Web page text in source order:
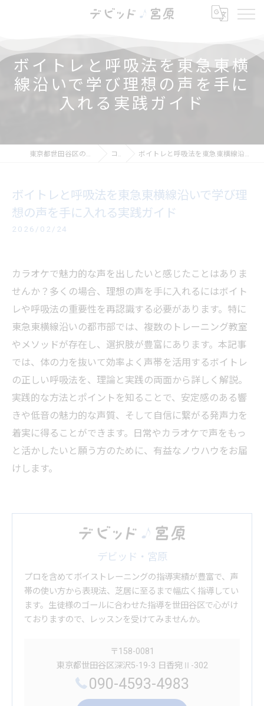
ボイトレと呼吸法を東急東横
線沿いで学び理想の声を手に
入れる実践ガイド
東京都世田谷区の芝居ならデビッド・宮原 コラム ボイトレと呼吸法を東急東横線沿いで学び理想の声を手に入れる実践ガイド
ボイトレと呼吸法を東急東横線沿いで学び理
想の声を手に入れる実践ガイド
2026/02/24
カラオケで魅力的な声を出したいと感じたことはありま
せんか？多くの場合、理想の声を手に入れるにはボイト
レや呼吸法の重要性を再認識する必要があります。特に
東急東横線沿いの都市部では、複数のトレーニング教室
やメソッドが存在し、選択肢が豊富にあります。本記事
では、体の力を抜いて効率よく声帯を活用するボイトレ
の正しい呼吸法を、理論と実践の両面から詳しく解説。
実践的な方法とポイントを知ることで、安定感のある響
きや低音の魅力的な声質、そして自信に繋がる発声力を
着実に得ることができます。日常やカラオケで声をもっ
と活かしたいと願う方のために、有益なノウハウをお届
けします。
デビッド・宮原
プロを含めてボイストレーニングの指導実績が豊富で、声
帯の使い方から表現法、芝居に至るまで幅広く指導してい
ます。生徒様のゴールに合わせた指導を世田谷区で心がけ
ておりますので、レッスンを受けてみませんか。
〒158-0081
東京都世田谷区深沢5-19-3 日香宛Ⅱ-302
090-4593-4983